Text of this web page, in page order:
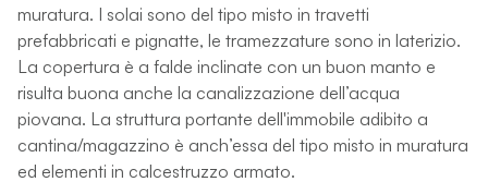
muratura. I solai sono del tipo misto in travetti
prefabbricati e pignatte, le tramezzature sono in laterizio.
La copertura è a falde inclinate con un buon manto e
risulta buona anche la canalizzazione dell’acqua
piovana. La struttura portante dell'immobile adibito a
cantina/magazzino è anch’essa del tipo misto in muratura
ed elementi in calcestruzzo armato.